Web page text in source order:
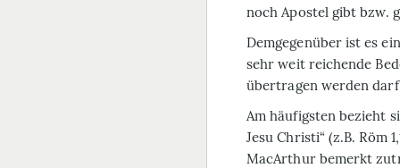
noch Apostel gibt bzw.
Demgegenüber ist es
sehr weit reichende
übertragen werden
Am häufigsten bezieht
Jesu Christi“ (z.B. Röm
MacArthur bemerkt